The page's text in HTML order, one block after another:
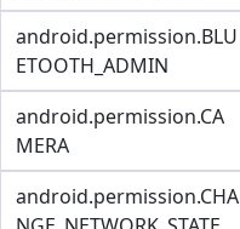
android.permission.BLU
ETOOTH_ADMIN
android.permission.CA
MERA
android.permission.CHA